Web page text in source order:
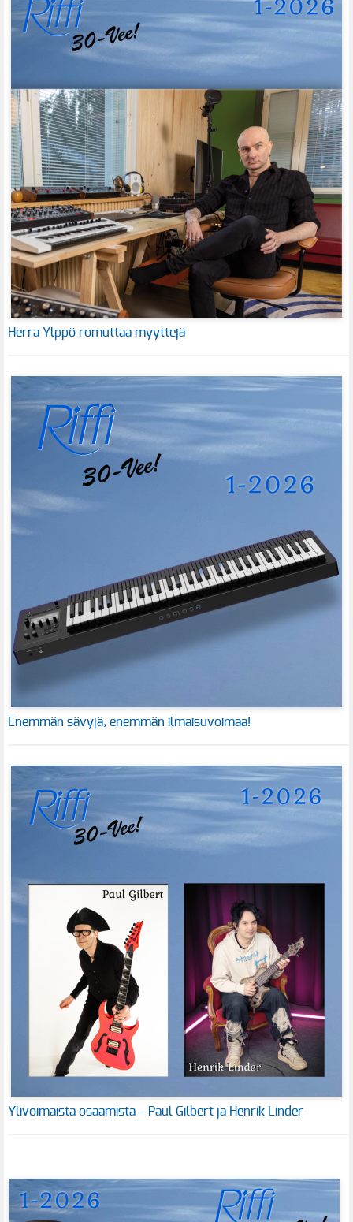
Herra Ylppö romuttaa myyttejä
Enemmän sävyjä, enemmän ilmaisuvoimaa!
Ylivoimaista osaamista – Paul Gilbert ja Henrik Linder